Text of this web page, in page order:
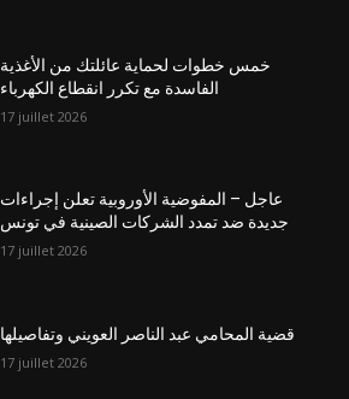
خمس خطوات لحماية عائلتك من الأغذية
الفاسدة مع تكرر انقطاع الكهرباء
17 juillet 2026
عاجل – المفوضية الأوروبية تعلن إجراءات
جديدة ضد تمدد الشركات الصينية في تونس
17 juillet 2026
قضية المحامي عبد الناصر العويني وتفاصيلها
17 juillet 2026